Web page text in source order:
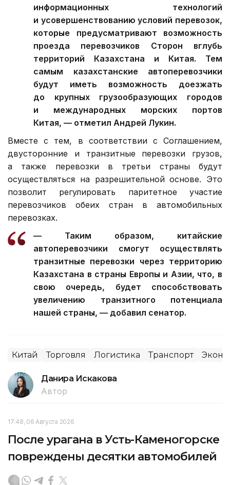
информационных технологий
и усовершенствованию условий перевозок,
которые предусматривают возможность
проезда перевозчиков Сторон вглубь
территорий Казахстана и Китая. Тем
самым казахстанские автоперевозчики
будут иметь возможность доезжать
до крупных грузообразующих городов
и международных морских портов
Китая, — отметил Андрей Лукин.
Вместе с тем, в соответствии с Соглашением,
двусторонние и транзитные перевозки грузов,
а также перевозки в третьи страны будут
осуществляться на разрешительной основе. Это
позволит регулировать паритетное участие
перевозчиков обеих стран в автомобильных
перевозках.
— Таким образом, китайские
автоперевозчики смогут осуществлять
транзитные перевозки через территорию
Казахстана в страны Европы и Азии, что, в
свою очередь, будет способствовать
увеличению транзитного потенциала
нашей страны, — добавил сенатор.
Китай Торговля Логистика Транспорт
Данира Искакова
Автор
17:48, 06 Августа 2026
После урагана в Усть-Каменогорске
повреждены десятки автомобилей